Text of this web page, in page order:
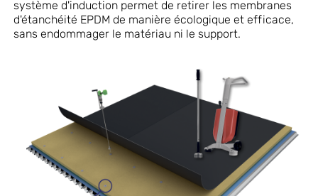
système d'induction permet de retirer les membranes
d'étanchéité EPDM de manière écologique et efficace,
sans endommager le matériau ni le support.